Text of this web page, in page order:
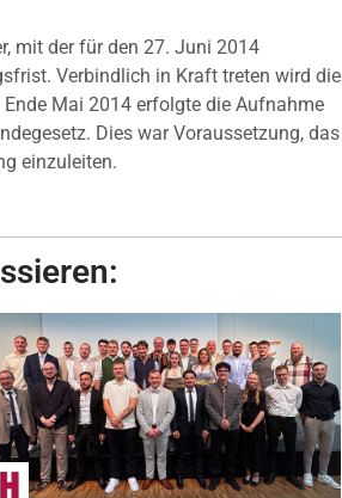
mit der für den 27. Juni 2014
Verbindlich in Kraft treten wird die
Mai 2014 erfolgte die Aufnahme
Dies war Voraussetzung, das
einzuleiten.